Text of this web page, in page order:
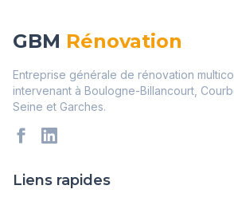
GBM Rénovation
Entreprise générale de rénovation
intervenant à Boulogne-Billancourt,
Seine et Garches.
Liens rapides